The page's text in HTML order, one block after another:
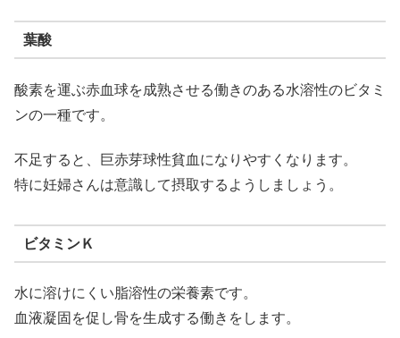
葉酸
酸素を運ぶ赤血球を成熟させる働きのある水溶性のビタミ
ンの一種です。
不足すると、巨赤芽球性貧血になりやすくなります。
特に妊婦さんは意識して摂取するようしましょう。
ビタミンＫ
水に溶けにくい脂溶性の栄養素です。
血液凝固を促し骨を生成する働きをします。